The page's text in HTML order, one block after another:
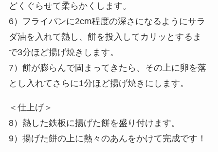
どくぐらせて柔らかくします。
6）フライパンに2cm程度の深さになるようにサラ
ダ油を入れて熱し、餅を投入してカリッとするま
で3分ほど揚げ焼きします。
7）餅が膨らんで固まってきたら、その上に卵を落
とし入れてさらに1分ほど揚げ焼きにします。
＜仕上げ＞
8）熱した鉄板に揚げた餅を盛り付けます。
9）揚げた餅の上に熱々のあんをかけて完成です！